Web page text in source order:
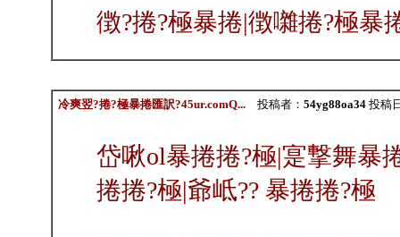
徴?捲?極暴捲|徴囃捲?極暴
冷爽翌?捲?極暴捲匯訳?45ur.comQ...投稿者： 54yg88oa34投稿
岱啾ol暴捲捲?極|寔撃舞暴
捲捲?極|爺岻?? 暴捲捲?極